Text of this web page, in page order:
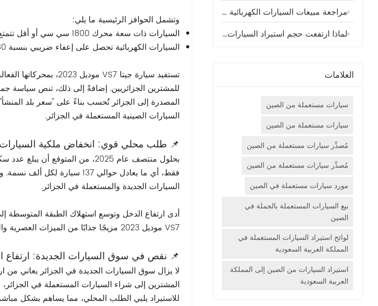
مراجعة مبيعات السيارات الكهربائية العالمية | تقرير سوق الربع الثالث من عام ٢٠٢٥
لماذا ارتفعت حجم استيراد السيارات في الجزائر في الآونة الأخيرة؟
العلامات
سيارات مستعملة من الصين
سيارات مستعملة من الصين
مُصدِّر سيارات مستعملة من الصين
مُصدِّر سيارات مستعملة من الصين
مورد سيارات مستعملة في الصين
بيع السيارات المستعملة بالجملة في
الصين
لوائح استيراد السيارات المستعملة في
المملكة العربية السعودية
استيراد السيارات من الصين إلى المملكة
العربية السعودية
وتشمل الحوافز الرئيسية ما يلي:
السيارات ذات سعة محرك 1800 سي سي أو أقل تتمتع بتخفيض ضريبي بنسبة 50%
السيارات الكهربائية تحصل على إعفاء ضريبي بنسبة 80٪
المصدرة إلى الجزائر تُحسب بناءً على "سعر بلد
السيارات الصينية المستعملة في الجزائر.
📌 طلب محلي قوي: انخفاض ملكية
فقط، أي ما يعادل حوالي 137
السيارات الجديدة والمستعملة في الجزائر.
أدى ارتفاع الدخل وتوسع استهلاك الطبقة المتوسطة
VS7 موديل 2023 مزيجًا جذابًا من الميزات العصرية والمساحة والقيمة، مما يجعلها خيارًا مفضلًا في سوق السيارات المستعملة الجزائري.
📌 نقص في سوق السيارات الجديدة: ارتفاع
لا يزال سوق السيارات الجديدة في الجزائر يعاني من
للاستيراد يلبي الطلب المحلي، مما يساهم بشكل